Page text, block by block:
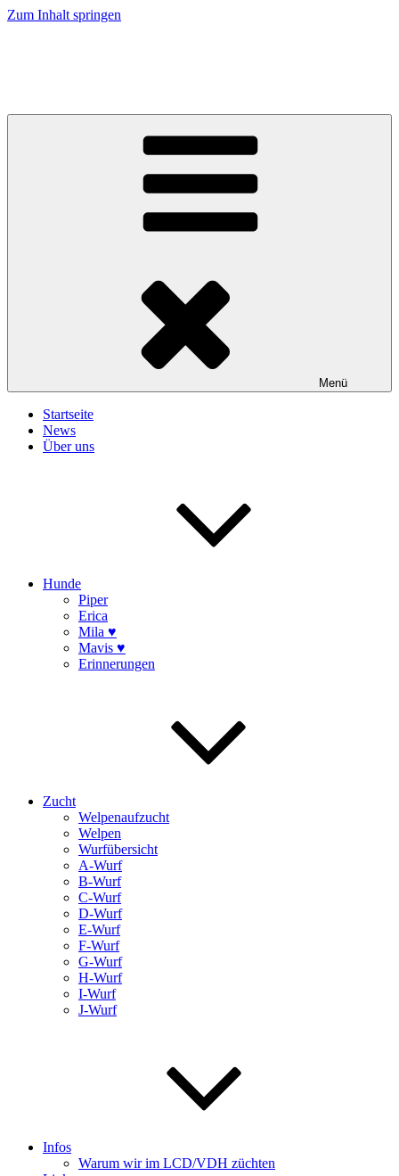
Zum Inhalt springen
Menü
Startseite
News
Über uns
Hunde
Piper
Erica
Mila ♥
Mavis ♥
Erinnerungen
Zucht
Welpenaufzucht
Welpen
Wurfübersicht
A-Wurf
B-Wurf
C-Wurf
D-Wurf
E-Wurf
F-Wurf
G-Wurf
H-Wurf
I-Wurf
J-Wurf
Infos
Warum wir im LCD/VDH züchten